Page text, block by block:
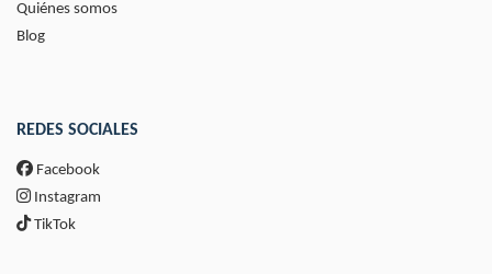
Quiénes somos
Blog
REDES SOCIALES
Facebook
Instagram
TikTok